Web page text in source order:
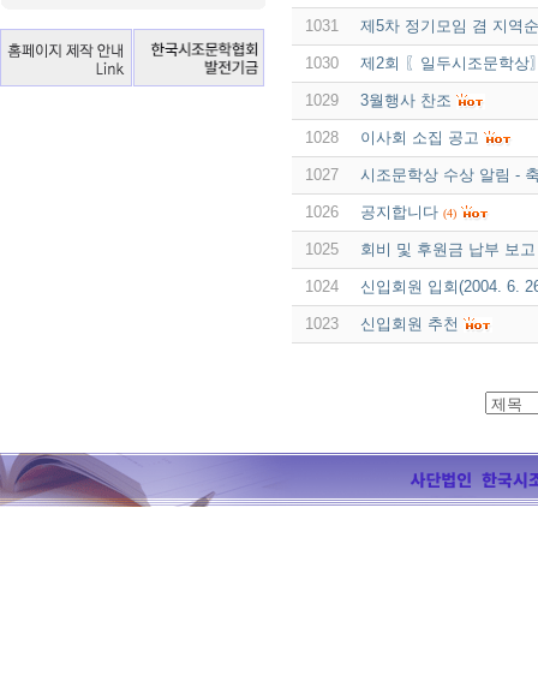
1031 제5차 정기모임 겸 지역
1030 제2회 〖일두시조문학상
1029 3월행사 찬조
1028 이사회 소집 공고
1027 시조문학상 수상 알림 -
1026 공지합니다 (4)
1025 회비 및 후원금 납부 보고
1024 신입회원 입회(2004. 6.
1023 신입회원 추천